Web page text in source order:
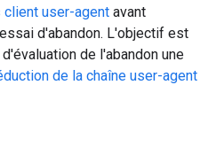
client user-agent avant
d'abandon. L'objectif est
de l'abandon une
de la chaîne user-agent